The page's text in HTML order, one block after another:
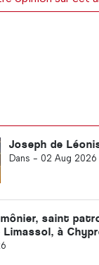
Joseph de
Dans - 02 Aug 2026
saint
à